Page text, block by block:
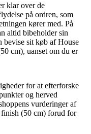
klar over de
på ordren, som
kører med. På
altid bibeholder sin
bevise sit køb af House
cm), uanset om du er
for at efterforske
og herved
vurderinger af
(50 cm) forud for